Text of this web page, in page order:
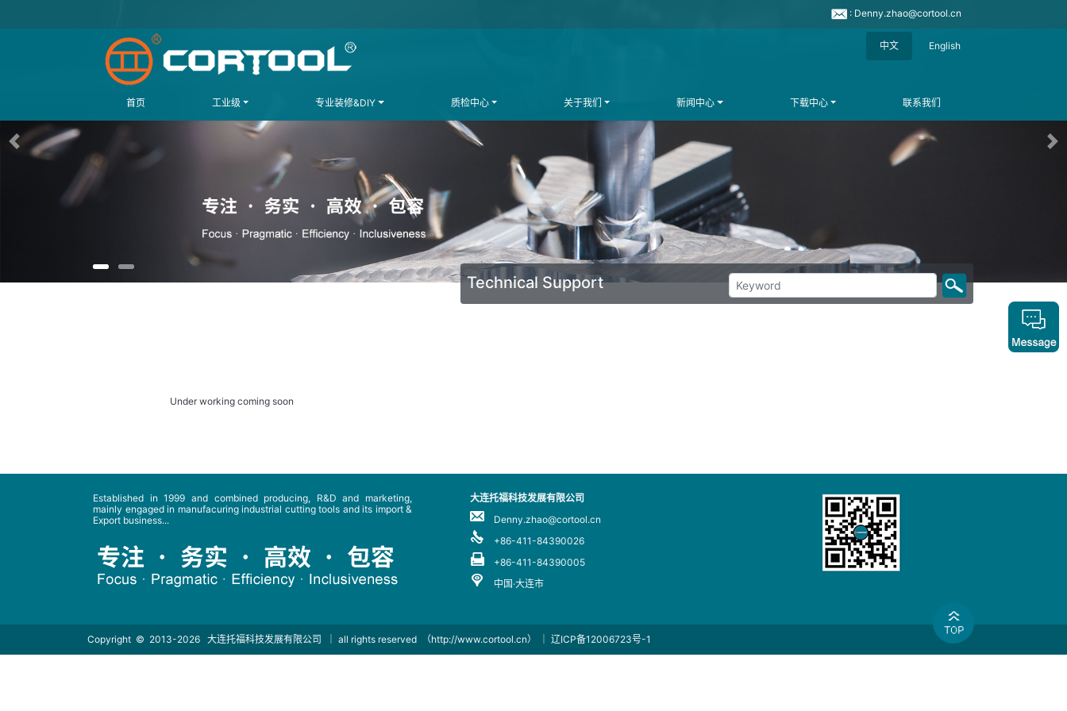
: Denny.zhao@cortool.cn
中文 English
首页 工业级 专业装修&DIY 质检中心 关于我们 新闻中心 下载中心 联系我们
上一页
Technical Support
Under working coming soon
Established in 1999 and combined producing, R&D and marketing,
mainly engaged in manufacuring industrial cutting tools and its import &
Export business...
大连托福科技发展有限公司
Denny.zhao@cortool.cn
+86-411-84390026
+86-411-84390005
中国·大连市
Copyright © 2013-2026 大连托福科技发展有限公司 ｜ all rights reserved （http://www.cortool.cn） 辽ICP备12006723号-1